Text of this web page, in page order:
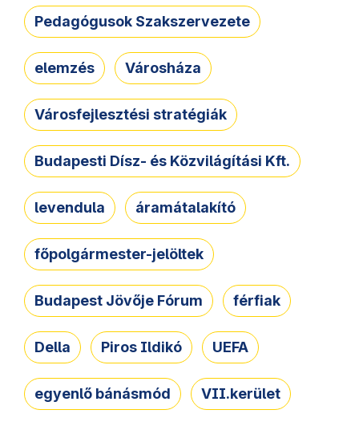
Pedagógusok Szakszervezete
elemzés Városháza
Városfejlesztési stratégiák
Budapesti Dísz- és Közvilágítási Kft.
levendula áramátalakító
főpolgármester-jelöltek
Budapest Jövője Fórum férfiak
Della Piros Ildikó UEFA
egyenlő bánásmód VII.kerület